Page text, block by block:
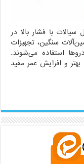
با فشار بالا در
سنگین، تجهیزات
استفاده می‌شوند.
و افزایش عمر مفید